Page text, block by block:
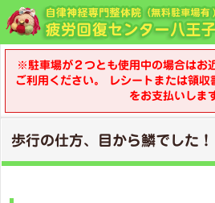
※駐車場が２つとも使用中の場合はお
ご利用ください。 レシートまたは領収
をお支払いしま
歩行の仕方、目から鱗でした！